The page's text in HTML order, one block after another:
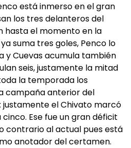
está inmerso en el gran
los tres delanteros del
hasta el momento en la
suma tres goles, Penco lo
y Cuevas acumula también
seis, justamente la mitad
la temporada los
campaña anterior del
justamente el Chivato marcó
Ese fue un gran déficit
contrario al actual pues está
anotador del certamen.